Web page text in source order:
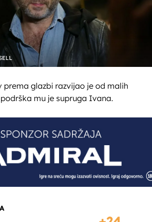
prema glazbi razvijao je od malih
mu je supruga Ivana.